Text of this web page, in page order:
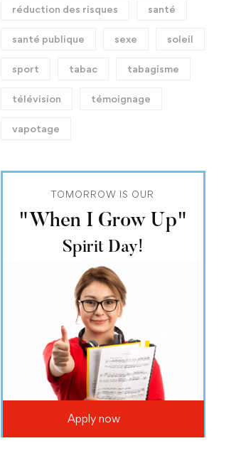
réduction des risques santé
santé publique sexe soleil
sport tabac tabagisme
télévision témoignage
vapotage
TOMORROW IS OUR
"When I Grow Up"
Spirit Day!
Apply now